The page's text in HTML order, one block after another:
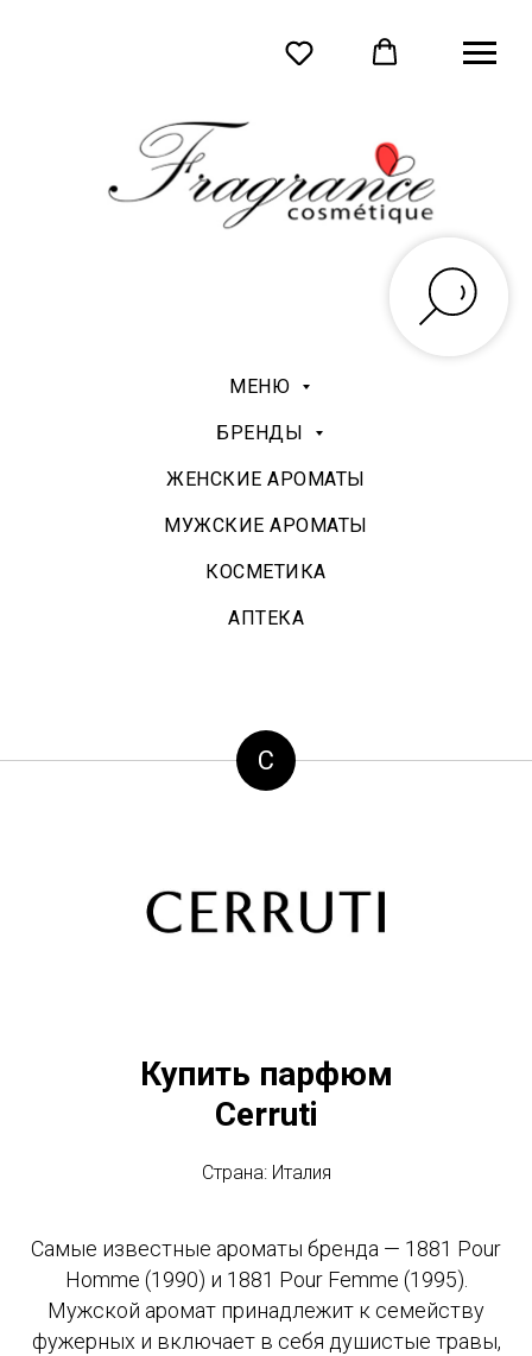
МЕНЮ
БРЕНДЫ
ЖЕНСКИЕ АРОМАТЫ
МУЖСКИЕ АРОМАТЫ
КОСМЕТИКА
АПТЕКА
С
Купить парфюм
Cerruti
Страна: Италия
Самые известные ароматы бренда — 1881 Pour
Homme (1990) и 1881 Pour Femme (1995).
Мужской аромат принадлежит к семейству
фужерных и включает в себя душистые травы,